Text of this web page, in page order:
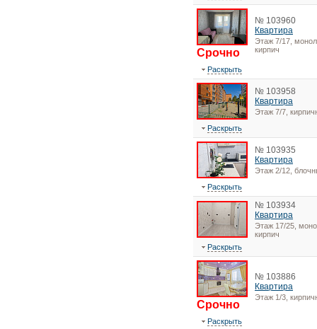
Срочно
№ 103960
Квартира
Этаж 7/17,
кирпич
Раскрыть
№ 103958
Квартира
Этаж 7/7,
Раскрыть
№ 103935
Квартира
Этаж 2/12,
Раскрыть
№ 103934
Квартира
Этаж 17/25,
кирпич
Раскрыть
Срочно
№ 103886
Квартира
Этаж 1/3,
Раскрыть